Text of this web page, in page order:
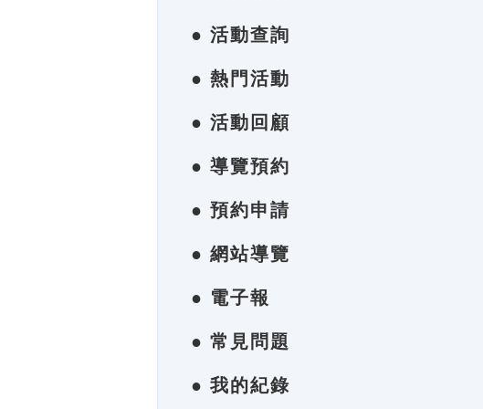
● 活動查詢
● 熱門活動
● 活動回顧
● 導覽預約
● 預約申請
● 網站導覽
● 電子報
● 常見問題
● 我的紀錄